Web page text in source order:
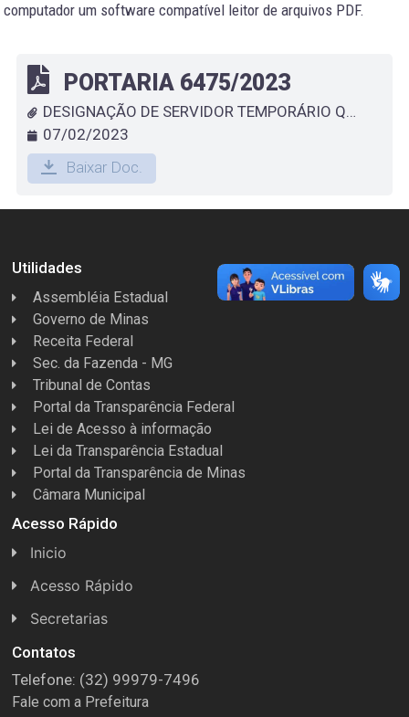
computador um software compatível leitor de arquivos PDF.
PORTARIA 6475/2023
DESIGNAÇÃO DE SERVIDOR TEMPORÁRIO QUE ESPECIFICA - MIRIAM ANACLETO DE OLIVEIRA SALES
07/02/2023
Baixar Doc.
Utilidades
Assembléia Estadual
Governo de Minas
Receita Federal
Sec. da Fazenda - MG
Tribunal de Contas
Portal da Transparência Federal
Lei de Acesso à informação
Lei da Transparência Estadual
Portal da Transparência de Minas
Câmara Municipal
Acesso Rápido
Inicio
Acesso Rápido
Concursos
Conselhos
Espera Feliz Antigamente
Secretarias
Licitações
Secretaria de Esportes
Contatos
Telefone: (32) 99979-7496
Fale com a Prefeitura